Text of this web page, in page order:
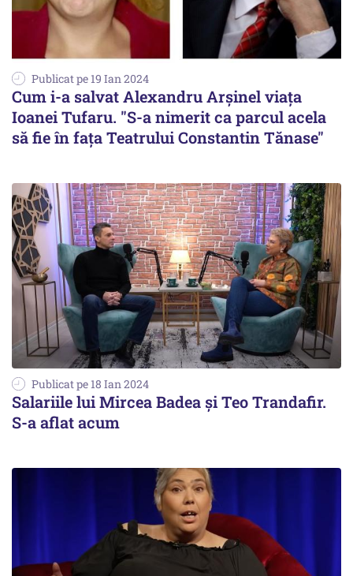
Publicat pe 19 Ian 2024
Cum i-a salvat Alexandru Arșinel viața
Ioanei Tufaru. "S-a nimerit ca parcul acela
să fie în fața Teatrului Constantin Tănase"
Publicat pe 18 Ian 2024
Salariile lui Mircea Badea și Teo Trandafir.
S-a aflat acum